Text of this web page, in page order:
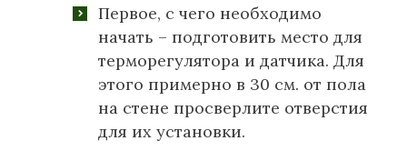
Первое, с чего необходимо
начать – подготовить место для
терморегулятора и датчика. Для
этого примерно в 30 см. от пола
на стене просверлите отверстия
для их установки.